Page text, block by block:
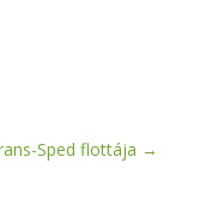
Sped flottája →